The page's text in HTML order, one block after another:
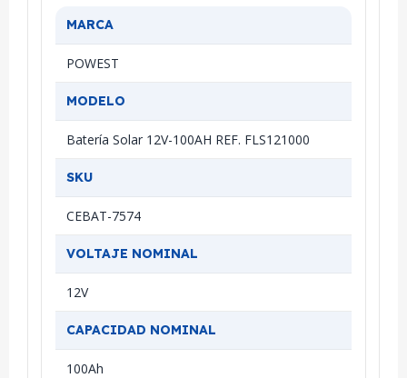
MARCA
POWEST
MODELO
Batería Solar 12V-100AH REF. FLS121000
SKU
CEBAT-7574
VOLTAJE NOMINAL
12V
CAPACIDAD NOMINAL
100Ah